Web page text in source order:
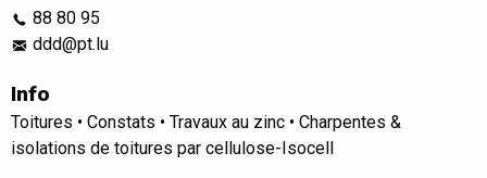
88 80 95
ddd@pt.lu
Info
Toitures • Constats • Travaux au zinc • Charpentes &
isolations de toitures par cellulose-Isocell